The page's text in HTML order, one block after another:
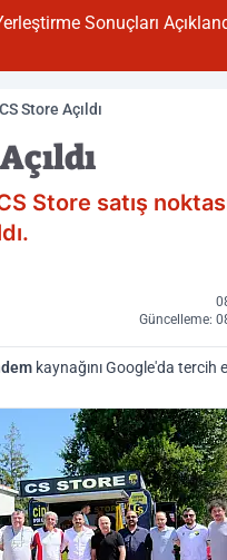
Sonuçları Açıklandı
CS Store Açıldı
Store satış
Güncelleme:
kaynağını Google'da tercih